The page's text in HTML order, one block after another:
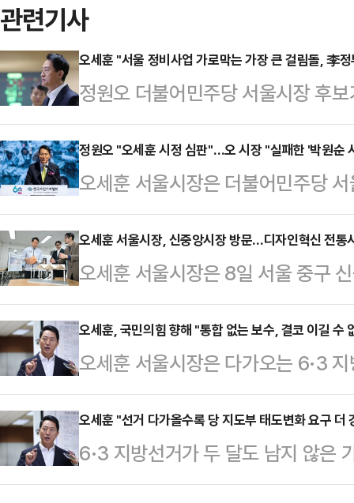
관련기사
오세훈 "서울 정비사업 가로막는 가장 큰 걸림돌, 李
정원오 더불어민주당 서울시장 후
시장보다 강남 재건축을 더 빠르고
오 시장은 "서울의 정비사업을 가로
따져보지도 않고 적용하고 있는 이
했다.오 시장은 11일 오전 자신의
진심이라면 지금 당장 자신을 추켜
인 부동산 대출 규제부터 철회하라
보는 이날 공개된 동아일보…
정원오 "오세훈 시정 심판"…오 시장 "실패한 '박원순
오세훈 서울시장은 더불어민주당
청장이 '오세훈 시정 심판'을 선출
박원순 시정 10년으로 회귀하겠다
"정원오 후보에게는 어떻게 서울의
로드맵이나 실행 계획이 보이지 않
'스승 박원순'의 그늘에서 벗어나
다"고 촉구했다.오 시장은 10일 오
계자가 돼야 한다'며…
오세훈 서울시장, 신중앙시장 방문…디자인혁신 전통
오세훈 서울시장은 8일 서울 중구
장 조성사업 추진 현황을 점검했다.
공모를 통해 최종 선정된 설계안에
이날 신중앙시장 상인회 사무실에
부터 사업 전반에 대한 설명을 듣고
시장 디자인혁신 전통시장 조성사
신 전통시장 사업이다. 전통시장의
통해 경쟁력을 강화하고 새로운 활
오세훈, 국민의힘 향해 "통합 없는 보수, 결코 이길 수
오세훈 서울시장은 다가오는 6·3
무너지고, 통합 없는 보수는 결코
해 목소리를 높였다.오 시장은 7일
도에 올려놓은 변화를 완성할 것인
가를 중대한 갈림길"이라며 이같이
오세훈 "선거 다가올수록 당 지도부 태도변화 요구 더
6·3 지방선거가 두 달도 남지 않은
가올수록 당 지도부의 태도 변화를